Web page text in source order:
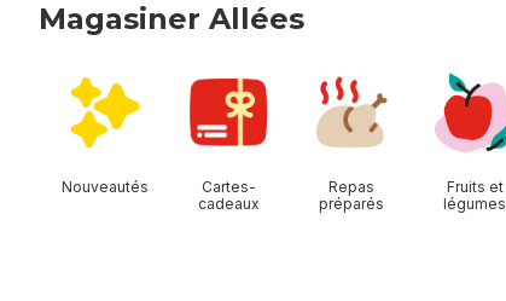
Magasiner Allées
Nouveautés
Cartes-
cadeaux
Repas
préparés
Fruits et
légumes